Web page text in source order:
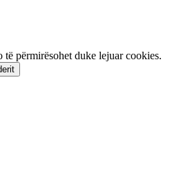
të përmirësohet duke lejuar cookies.